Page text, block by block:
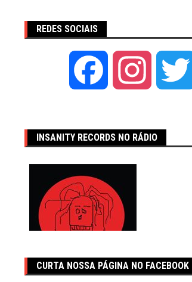
REDES SOCIAIS
Facebook Instagram
INSANITY RECORDS NO RÁDIO
CURTA NOSSA PÁGINA NO FACEBOOK